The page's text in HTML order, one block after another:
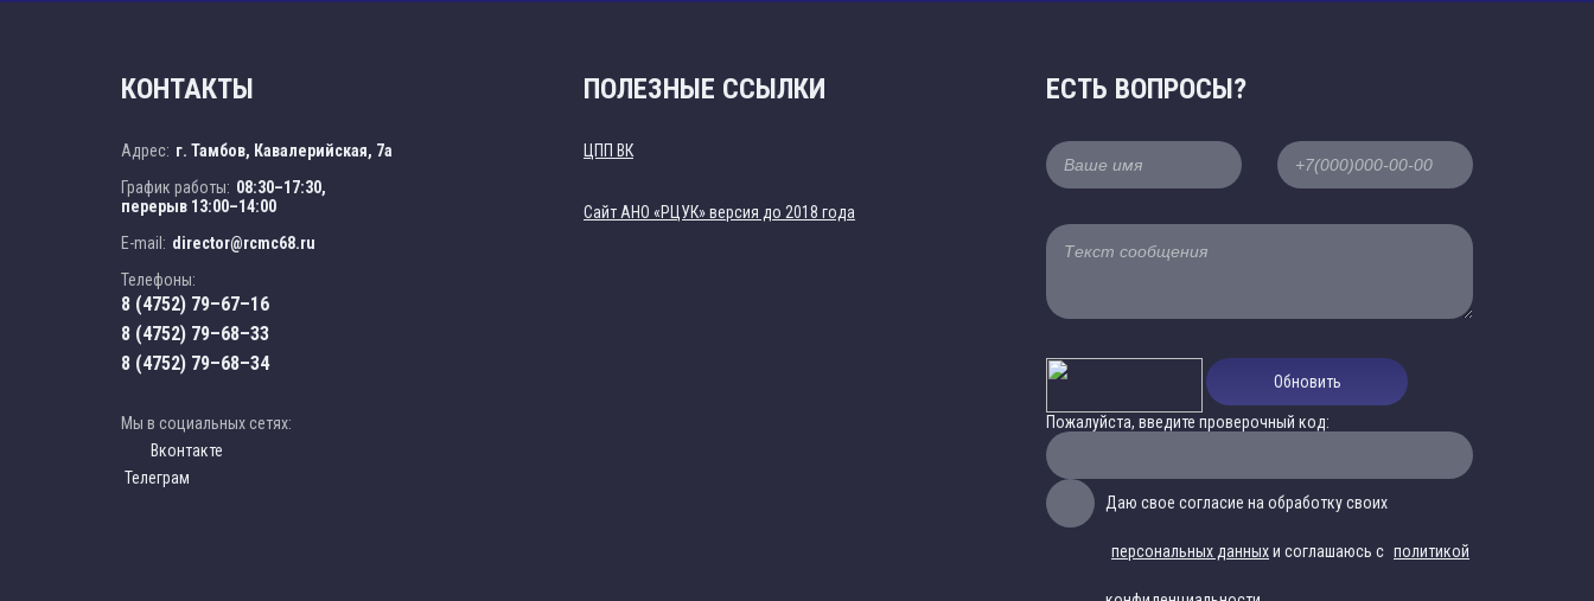
КОНТАКТЫ
Адрес: г. Тамбов, Кавалерийская, 7а
График работы: 08:30–17:30,
перерыв 13:00–14:00
E-mail: director@rcmc68.ru
Телефоны:
8 (4752) 79–67–16
8 (4752) 79–68–33
8 (4752) 79–68–34
Мы в социальных сетях:
Вконтакте
Телеграм
ПОЛЕЗНЫЕ ССЫЛКИ
ЦПП ВК
Cайт АНО «РЦУК» версия до 2018 года
ЕСТЬ ВОПРОСЫ?
Обновить
Пожалуйста, введите проверочный код:
Даю свое согласие на обработку своих
персональных данныхи соглашаюсь с политикой